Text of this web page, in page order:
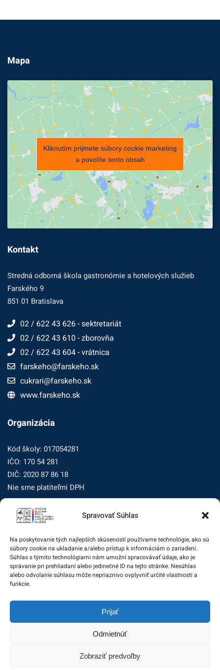
Spravovať Súhlas
Na poskytovanie tých najlepších skúseností používame technológie, ako sú
súbory cookie na ukladanie a/alebo prístup k informáciám o zariadení.
Súhlas s týmito technológiami nám umožní spracovávať údaje, ako je
správanie pri prehliadaní alebo jedinečné ID na tejto stránke. Nesúhlas
alebo odvolanie súhlasu môže nepriaznivo ovplyvniť určité vlastnosti a
funkcie.
Prijať
Odmietnúť
Zobraziť predvoľby
Mapa
Kliknutím prijmete súbory cookie marketing
a povolíte tento obsah
Kontakt
Stredná odborná škola gastronómie a hotelových služieb
Farského 9
851 01 Bratislava
02 / 622 43 626 - sektretariát
02 / 622 43 610 - zborovňa
02 / 622 43 604 - vrátnica
farskeho@farskeho.sk
cukrari@farskeho.sk
www.farskeho.sk
Organizácia
Kód školy: 017054281
IČO: 170 54 281
DIČ: 2020 87 86 18
Nie sme platiteľmi DPH
Zásady ochrany osobných údajov
Dohľad nad ochranou osobných údajov
Žiadosť dotknutej osoby na uplatnenie jej práv
Zodpovedná osoba za ochranu osobných údajov:
zo@eurotrading.sk